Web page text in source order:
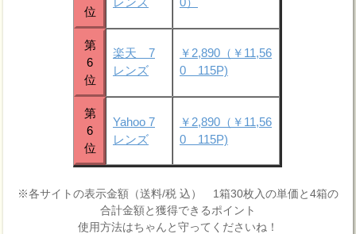
位
第
6
位
楽天 7
レンズ
￥2,890（￥11,56
0 115P)
第
6
位
Yahoo 7
レンズ
￥2,890（￥11,56
0 115P)
※各サイトの表示金額（送料/税 込） 1箱30枚入の単価と4箱の
合計金額と獲得できるポイント
使用方法はちゃんと守ってくださいね！